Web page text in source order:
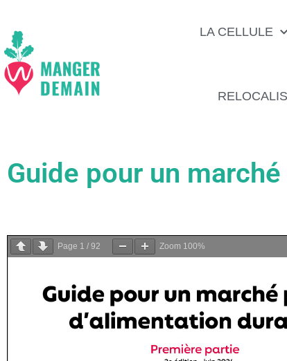
LA CELLULE
Guide pour un
Page 1 / 92 Zoom 100%